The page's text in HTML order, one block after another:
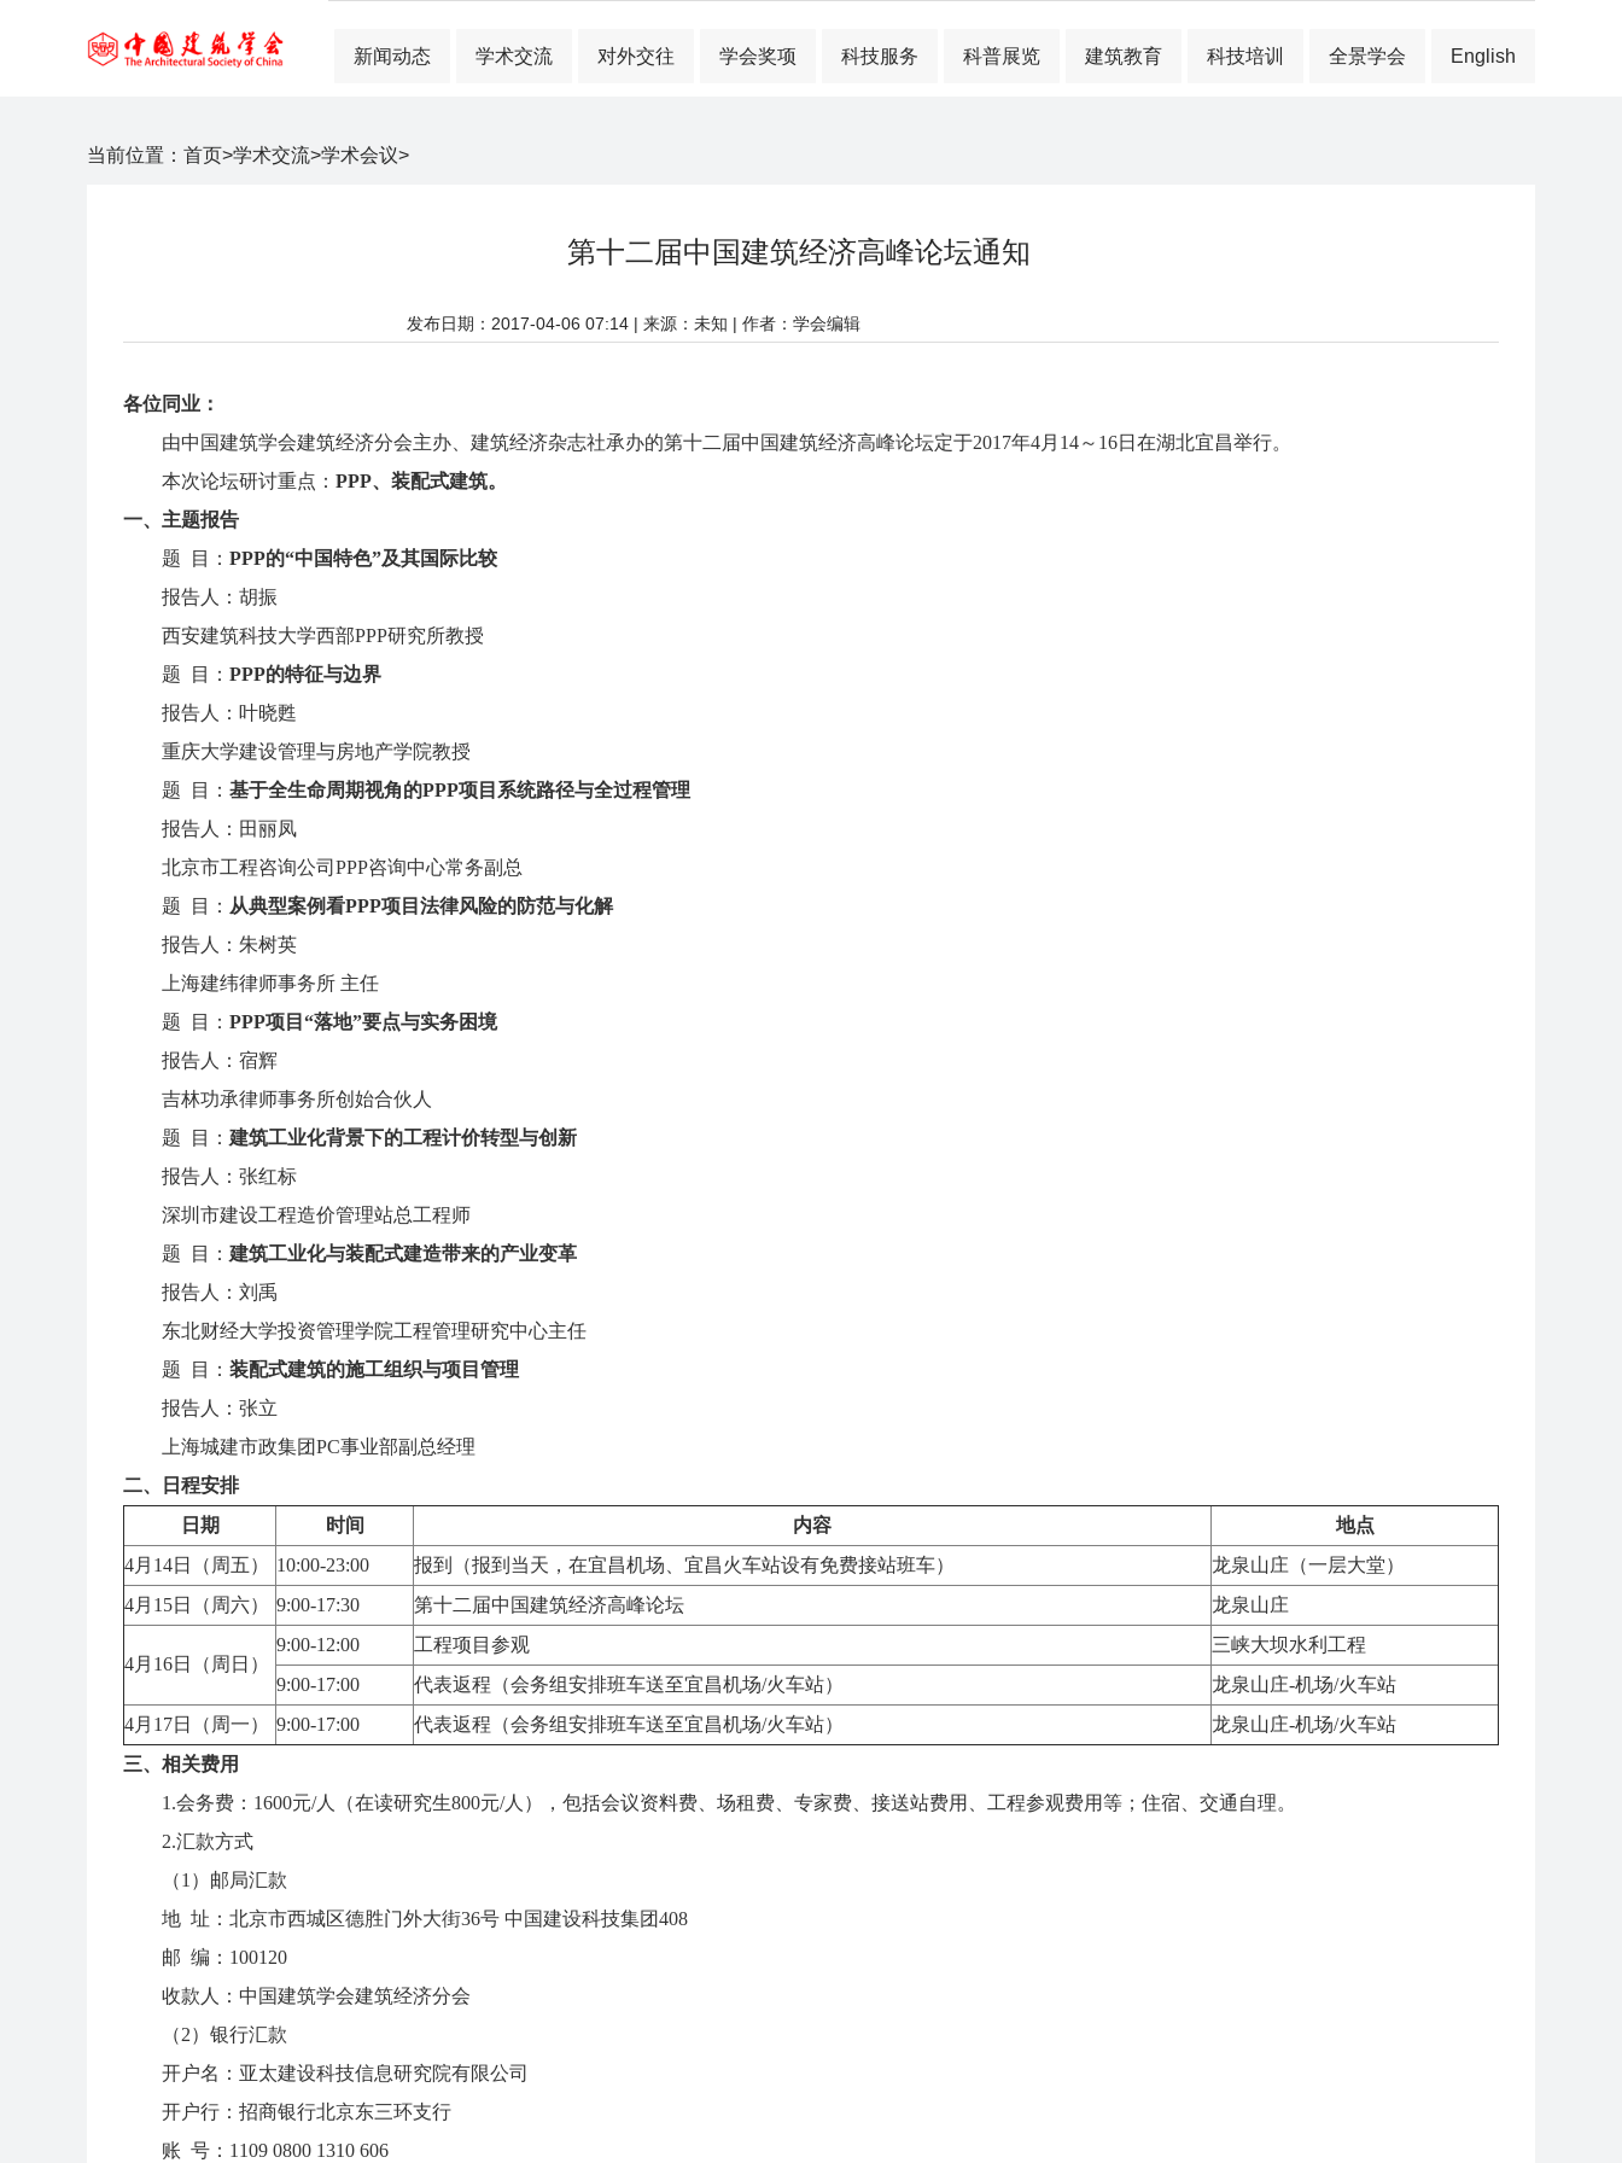
新闻动态 学术交流 对外交往 学会奖项 科技服务 科普展览 建筑教育 科技培训 全景学会 English
当前位置： 首页>学术交流>学术会议>
第十二届中国建筑经济高峰论坛通知
发布日期：2017-04-06 07:14 | 来源：未知 | 作者：学会编辑
各位同业：
由中国建筑学会建筑经济分会主办、建筑经济杂志社承办的第十二届中国建筑经济高峰论坛定于2017年4月14～16日在湖北宜昌举行。
本次论坛研讨重点： PPP、装配式建筑。
一、主题报告
题 目： PPP的“中国特色”及其国际比较
报告人：胡振
西安建筑科技大学西部PPP研究所教授
题 目： PPP的特征与边界
报告人：叶晓甦
重庆大学建设管理与房地产学院教授
题 目： 基于全生命周期视角的PPP项目系统路径与全过程管理
报告人：田丽凤
北京市工程咨询公司PPP咨询中心常务副总
题 目： 从典型案例看PPP项目法律风险的防范与化解
报告人：朱树英
上海建纬律师事务所 主任
题 目： PPP项目“落地”要点与实务困境
报告人：宿辉
吉林功承律师事务所创始合伙人
题 目： 建筑工业化背景下的工程计价转型与创新
报告人：张红标
深圳市建设工程造价管理站总工程师
题 目： 建筑工业化与装配式建造带来的产业变革
报告人：刘禹
东北财经大学投资管理学院工程管理研究中心主任
题 目： 装配式建筑的施工组织与项目管理
报告人：张立
上海城建市政集团PC事业部副总经理
二、日程安排
日期
时间 内容
地点
4月14日（周五）
10:00-23:00 报到（报到当天，在宜昌机场、宜昌火车站设有免费接站班车）
龙泉山庄（一层大堂）
4月15日（周六）
9:00-17:30 第十二届中国建筑经济高峰论坛 龙泉山庄
4月16日（周日）
9:00-12:00 工程项目参观
三峡大坝水利工程
9:00-17:00 代表返程（会务组安排班车送至宜昌机场/火车站）
龙泉山庄-机场/火车站
4月17日（周一）
9:00-17:00 代表返程（会务组安排班车送至宜昌机场/火车站）
龙泉山庄-机场/火车站
三、相关费用
1.会务费：1600元/人（在读研究生800元/人），包括会议资料费、场租费、专家费、接送站费用、工程参观费用等；住宿、交通自理。
2.汇款方式
（1）邮局汇款
地 址：北京市西城区德胜门外大街36号 中国建设科技集团408
邮 编：100120
收款人：中国建筑学会建筑经济分会
（2）银行汇款
开户名：亚太建设科技信息研究院有限公司
开户行：招商银行北京东三环支行
账 号：1109 0800 1310 606